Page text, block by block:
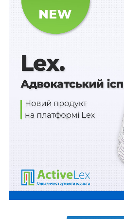
Федерації проти України, та
пошкодженого та знищеного
терористичних актів,
агресією Російської
«Про нотаріат»
«Про іпотеку»,
«Про державну реєстрацію
нерухоме майно та їх
.
Схожі статті:
Аптеки можуть